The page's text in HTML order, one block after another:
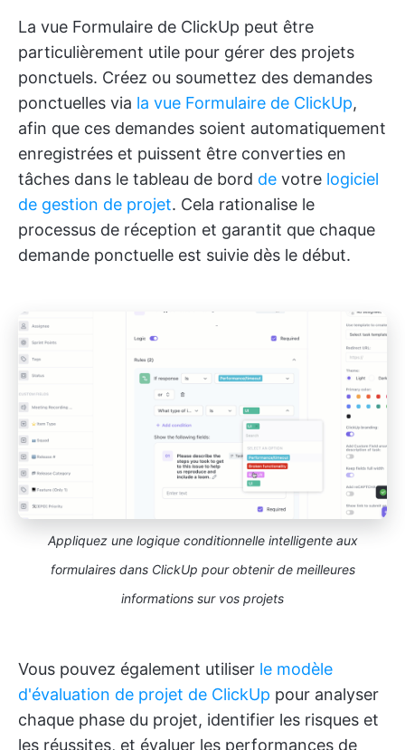
La vue Formulaire de ClickUp peut être
particulièrement utile pour gérer des projets
ponctuels. Créez ou soumettez des demandes
ponctuelles via la vue Formulaire de ClickUp,
afin que ces demandes soient automatiquement
enregistrées et puissent être converties en
tâches dans le tableau de bord de votre logiciel
de gestion de projet. Cela rationalise le
processus de réception et garantit que chaque
demande ponctuelle est suivie dès le début.
Appliquez une logique conditionnelle intelligente aux
formulaires dans ClickUp pour obtenir de meilleures
informations sur vos projets
Vous pouvez également utiliser le modèle
d'évaluation de projet de ClickUp pour analyser
chaque phase du projet, identifier les risques et
les réussites, et évaluer les performances de